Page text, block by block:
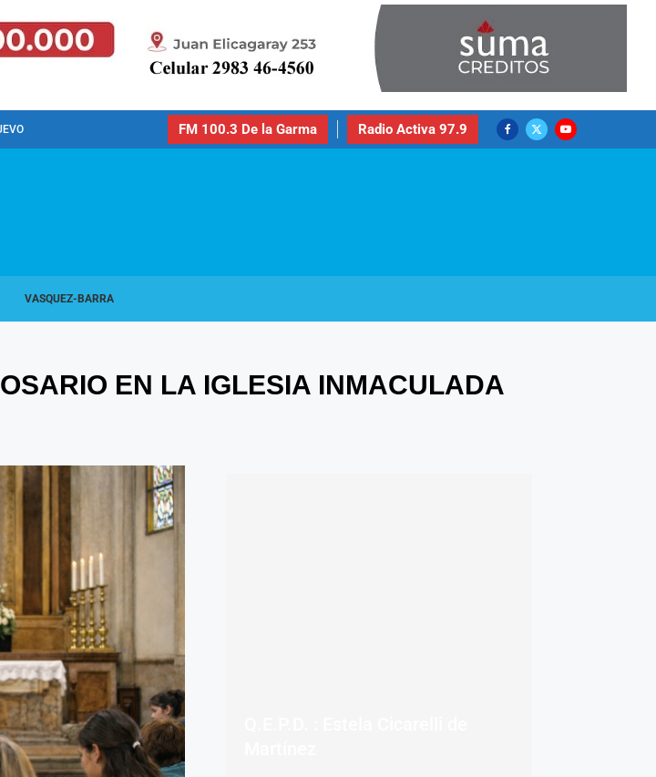
PREDIO PARA LA... FM 100.3 De la Garma Radio Activa 97.9
VASQUEZ-BARRA
EN LA IGLESIA INMACULADA